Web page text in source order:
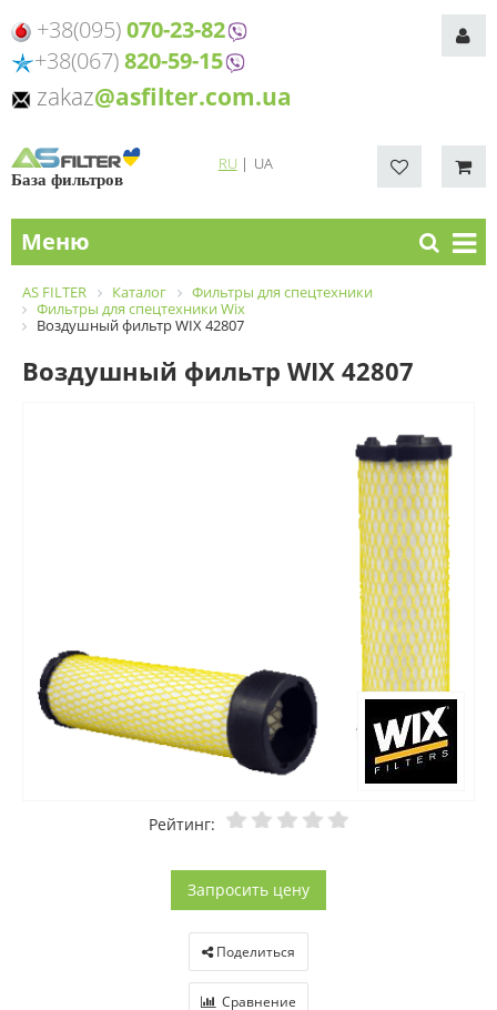
+38(095)070-23-82
+38(067)820-59-15
zakaz@asfilter.com.ua
База фильтров
RU| UA
Меню
AS FILTER Каталог
Фильтры для спецтехники
Фильтры для спецтехники Wix
Воздушный фильтр WIX 42807
Воздушный фильтр WIX 42807
Рейтинг:
Запросить цену
Поделиться
Сравнение